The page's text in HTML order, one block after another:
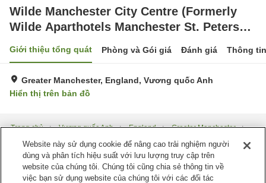
Wilde Manchester City Centre (Formerly
Wilde Aparthotels Manchester St. Peters
Giới thiệu tổng quát Phòng và Gói giá Đánh giá Thông
Greater Manchester, England, Vương quốc Anh
Hiển thị trên bản đồ
Trang chủ Vương quốc Anh England
Greater Manchester
Wilde Manchester City Centre (Formerly Wilde Aparthotels Manchester St.
Peters Square)
Website này sử dụng cookie để nâng cao trải nghiệm người
dùng và phân tích hiệu suất với lưu lượng truy cập trên
website của chúng tôi. Chúng tôi cũng chia sẻ thông tin về
việc bạn sử dụng website của chúng tôi với các đối tác